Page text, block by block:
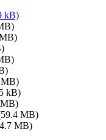
kB)
kB)
MB)
MB)